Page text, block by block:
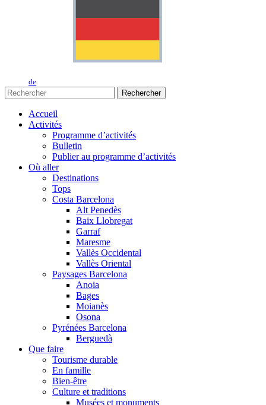
de
Rechercher
Accueil
Activités
Programme d’activités
Bulletin
Publier au programme d’activités
Où aller
Destinations
Tops
Costa Barcelona
Alt Penedès
Baix Llobregat
Garraf
Maresme
Vallès Occidental
Vallès Oriental
Paysages Barcelona
Anoia
Bages
Moianès
Osona
Pyrénées Barcelona
Berguedà
Que faire
Tourisme durable
En famille
Bien-être
Culture et traditions
Musées et monuments